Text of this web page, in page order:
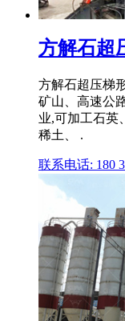
方解石超
方解石超压梯
矿山、高速公
业,可加工石英
稀土、 .
联系电话: 180